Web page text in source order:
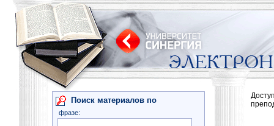
Поиск материалов по
фразе: